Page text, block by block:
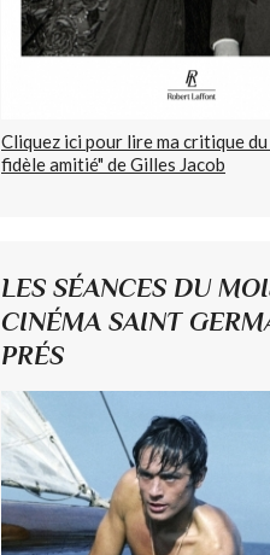
Cliquez ici pour lire ma critique
fidèle amitié" de Gilles Jacob
LES SÉANCES DU
CINÉMA SAINT
PRÉS